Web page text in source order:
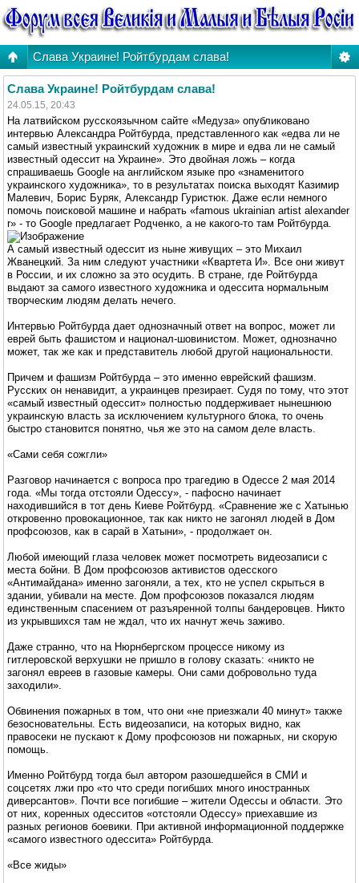
Слава Украине! Ройтбурдам слава!
Слава Украине! Ройтбурдам слава!
24.05.15, 20:43
На латвийском русскоязычном сайте «Медуза» опубликовано
интервью Александра Ройтбурда, представленного как «едва ли не
самый известный украинский художник в мире и едва ли не самый
известный одессит на Украине». Это двойная ложь – когда
спрашиваешь Google на английском языке про «знаменитого
украинского художника», то в результатах поиска выходят Казимир
Малевич, Борис Буряк, Александр Гуристюк. Даже если немного
помочь поисковой машине и набрать «famous ukrainian artist alexander
r» - то Google предлагает Родченко, а не какого-то там Ройтбурда.
А самый известный одессит из ныне живущих – это Михаил
Жванецкий. За ним следуют участники «Квартета И». Все они живут
в России, и их сложно за это осудить. В стране, где Ройтбурда
выдают за самого известного художника и одессита нормальным
творческим людям делать нечего.
Интервью Ройтбурда дает однозначный ответ на вопрос, может ли
еврей быть фашистом и национал-шовинистом. Может, однозначно
может, так же как и представитель любой другой национальности.
Причем и фашизм Ройтбурда – это именно еврейский фашизм.
Русских он ненавидит, а украинцев презирает. Судя по тому, что этот
«самый известный одессит» полностью поддерживает нынешнюю
украинскую власть за исключением культурного блока, то очень
быстро становится понятно, чья же это на самом деле власть.
«Сами себя сожгли»
Разговор начинается с вопроса про трагедию в Одессе 2 мая 2014
года. «Мы тогда отстояли Одессу», - пафосно начинает
находившийся в тот день Киеве Ройтбурд. «Сравнение же с Хатынью
откровенно провокационное, так как никто не загонял людей в Дом
профсоюзов, как в сарай в Хатыни», - продолжает он.
Любой имеющий глаза человек может посмотреть видеозаписи с
места бойни. В Дом профсоюзов активистов одесского
«Антимайдана» именно загоняли, а тех, кто не успел скрыться в
здании, убивали на месте. Дом профсоюзов показался людям
единственным спасением от разъяренной толпы бандеровцев. Никто
из укрывшихся там не ждал, что их начнут жечь заживо.
Даже странно, что на Нюрнбергском процессе никому из
гитлеровской верхушки не пришло в голову сказать: «никто не
загонял евреев в газовые камеры. Они сами добровольно туда
заходили».
Обвинения пожарных в том, что они «не приезжали 40 минут» также
безосновательны. Есть видеозаписи, на которых видно, как
правосеки не пускают к Дому профсоюзов ни пожарных, ни скорую
помощь.
Именно Ройтбурд тогда был автором разошедшейся в СМИ и
соцсетях лжи про «то что среди погибших много иностранных
диверсантов». Почти все погибшие – жители Одессы и области. Это
от них, коренных одесситов «отстояли Одессу» приехавшие из
разных регионов боевики. При активной информационной поддержке
«самого известного одессита» Ройтбурда.
«Все жиды»